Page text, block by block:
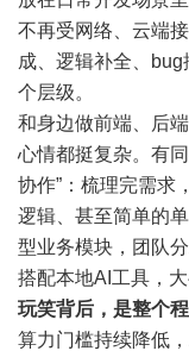
不再受网络、云端
成、逻辑补全、
个层级。
和身边做前端、后
心情都挺复杂。有
协作”：梳理完需求
逻辑、甚至简单的
型业务模块，团队
搭配本地AI工具，
玩笑背后，是整个
算力门槛持续降低